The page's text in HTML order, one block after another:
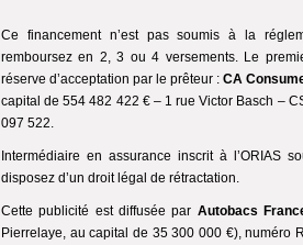
Ce financement n’est pas soumis à la
remboursez en 2, 3 ou 4 versements. Le
réserve d’acceptation par le prêteur : CA
capital de 554 482 422 € – 1 rue Victor Basch –
097 522.
Intermédiaire en assurance inscrit à l’ORIAS
disposez d’un droit légal de rétractation.
Cette publicité est diffusée par Autobacs
Pierrelaye, au capital de 35 300 000 €), numéro